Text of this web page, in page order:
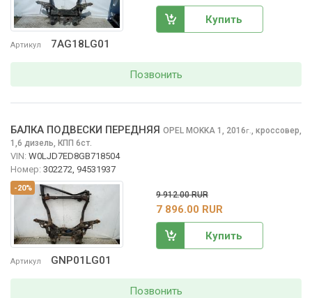
Артикул 7AG18LG01
Купить
Позвонить
-20%
Артикул GNP01LG01
БАЛКА ПОДВЕСКИ ПЕРЕДНЯЯ OPEL MOKKA 1, 2016г., кроссовер,
1,6 дизель, КПП 6ст.
VIN: W0LJD7ED8GB718504
Номер: 302272, 94531937
9 912.00 RUR
7 896.00 RUR
Купить
Позвонить